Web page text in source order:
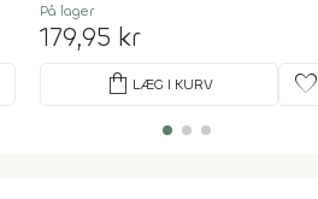
På lager
179,95 kr
shopping_bag LÆG I KURV favorite